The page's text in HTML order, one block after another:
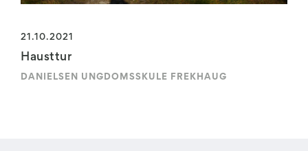
21.10.2021
Hausttur
DANIELSEN UNGDOMSSKULE FREKHAUG